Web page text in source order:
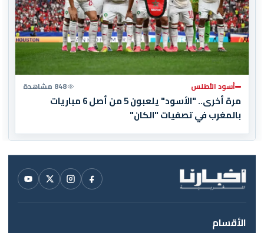
أسود الأطلس 848 مشاهدة
مرة أخرى.. "الأسود" يلعبون 5 من أصل 6 مباريات
بالمغرب في تصفيات "الكان"
الأقسام